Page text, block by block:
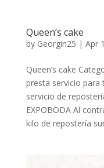
Queen’s cake
by Georgin25 | Apr
Queen’s cake
presta servicio
servicio de
EXPOBODA Al
kilo de repostería